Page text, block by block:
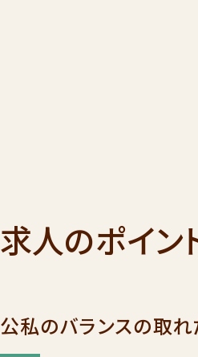
求人のポイン
公私のバランスの取